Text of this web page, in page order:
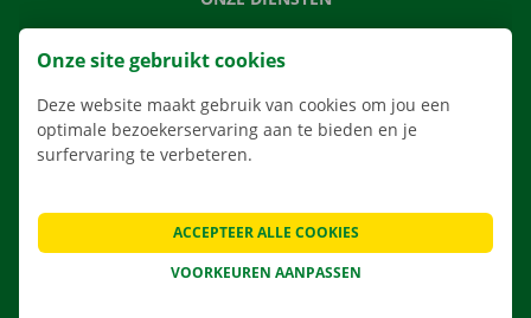
LOCATIES
APP
VERHUISOPLOSSINGEN
CONTACTEER ONS
VEELGESTELDE VRAGEN
Onze site gebruikt cookies
Deze website maakt gebruik van cookies om jou een
optimale bezoekerservaring aan te bieden en je
surfervaring te verbeteren.
VOORKEUREN AANPASSEN
ACCEPTEER ALLE COOKIES